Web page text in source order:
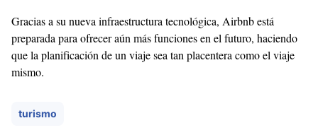
Gracias a su nueva infraestructura tecnológica, Airbnb está
preparada para ofrecer aún más funciones en el futuro, haciendo
que la planificación de un viaje sea tan placentera como el viaje
mismo.
turismo